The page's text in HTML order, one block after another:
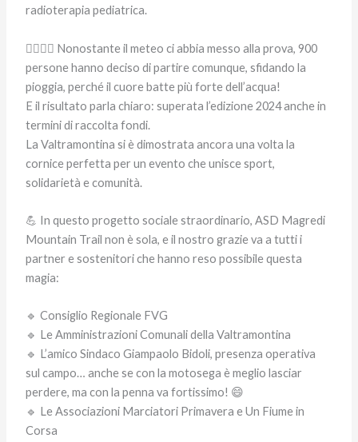
radioterapia pediatrica.
🚶‍♀️🚶‍♂️ Nonostante il meteo ci abbia messo alla prova, 900
persone hanno deciso di partire comunque, sfidando la
pioggia, perché il cuore batte più forte dell’acqua!
E il risultato parla chiaro: superata l’edizione 2024 anche in
termini di raccolta fondi.
La Valtramontina si è dimostrata ancora una volta la
cornice perfetta per un evento che unisce sport,
solidarietà e comunità.
💪 In questo progetto sociale straordinario, ASD Magredi
Mountain Trail non è sola, e il nostro grazie va a tutti i
partner e sostenitori che hanno reso possibile questa
magia:
🔹 Consiglio Regionale FVG
🔹 Le Amministrazioni Comunali della Valtramontina
🔹 L’amico Sindaco Giampaolo Bidoli, presenza operativa
sul campo… anche se con la motosega è meglio lasciar
perdere, ma con la penna va fortissimo! 😄
🔹 Le Associazioni Marciatori Primavera e Un Fiume in
Corsa